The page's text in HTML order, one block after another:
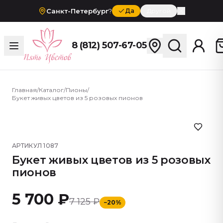
Санкт-Петербург? Да
8 (812) 507-67-05
Главная/Каталог/Пионы/
Букет живых цветов из 5 розовых пионов
АРТИКУЛ1087
Букет живых цветов из 5 розовых
пионов
5 700 ₽7 125 ₽ −20%